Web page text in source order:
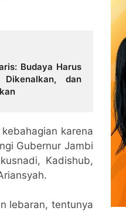
Budaya Harus
Dikenalkan, dan
karena
Gubernur Jambi
Kadishub,
lebaran, tentunya